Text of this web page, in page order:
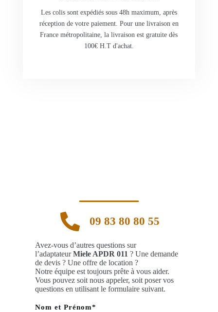
Les colis sont expédiés sous 48h maximum, après
réception de votre paiement. Pour une livraison en
France métropolitaine, la livraison est gratuite dès
100€ H.T d'achat.
09 83 80 80 55
Avez-vous d’autres questions sur
l’adaptateurMiele APDR 011 ? Une demande
de devis ? Une offre de location ?
Notre équipe est toujours prête à vous aider.
Vous pouvez soit nous appeler, soit poser vos
questions en utilisant le formulaire suivant.
Nom et Prénom*